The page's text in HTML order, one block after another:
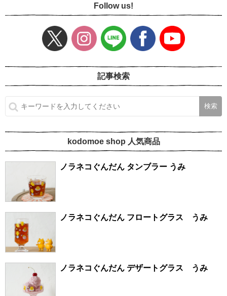
Follow us!
記事検索
kodomoe shop 人気商品
ノラネコぐんだん タンブラー うみ
ノラネコぐんだん フロートグラス うみ
ノラネコぐんだん デザートグラス うみ